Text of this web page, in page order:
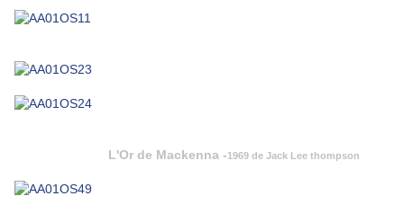
L'Or de Mackenna -1969 de Jack Lee thompson